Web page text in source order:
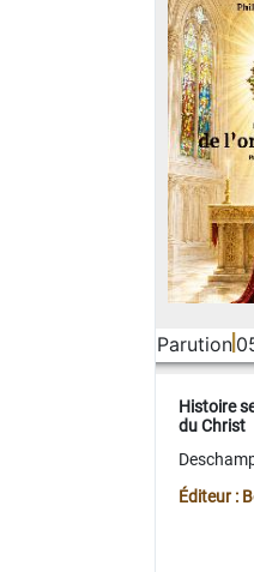
Parution
Histoire
du Christ
Éditeur :